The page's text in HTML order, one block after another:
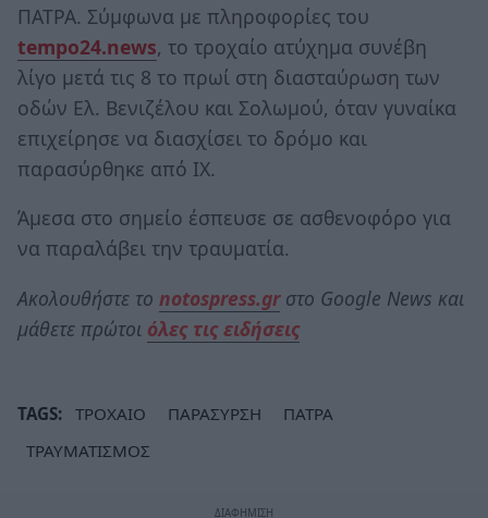
ΠΑΤΡΑ. Σύμφωνα με πληροφορίες του
tempo24.news, το τροχαίο ατύχημα συνέβη
λίγο μετά τις 8 το πρωί στη διασταύρωση των
οδών Ελ. Βενιζέλου και Σολωμού, όταν γυναίκα
επιχείρησε να διασχίσει το δρόμο και
παρασύρθηκε από ΙΧ.
Άμεσα στο σημείο έσπευσε σε ασθενοφόρο για
να παραλάβει την τραυματία.
Ακολουθήστε το notospress.grστο Google News και
μάθετε πρώτοι όλες τις ειδήσεις
TAGS: ΤΡΟΧΑΙΟ ΠΑΡΑΣΥΡΣΗ
ΠΑΤΡΑ
ΤΡΑΥΜΑΤΙΣΜΟΣ